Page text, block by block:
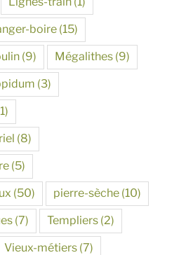
boire (15)
(9) Mégalithes (9)
(3)
(8)
(5)
(50) pierre-sèche (10)
(7) Templiers (2)
Vieux-métiers (7)